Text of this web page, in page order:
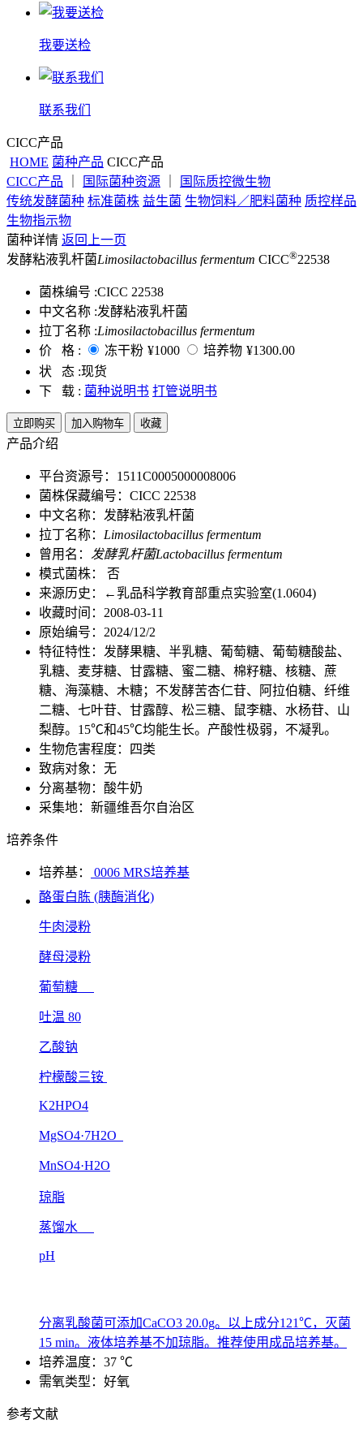
我要送检
联系我们
CICC产品
HOME 菌种产品 CICC产品
CICC产品
国际菌种资源
国际质控微生物
传统发酵菌种 标准菌株 益生菌 生物饲料／肥料菌种 质控样品
生物指示物
菌种详情 返回上一页
发酵粘液乳杆菌Limosilactobacillus fermentum CICC®22538
菌株编号 :CICC 22538
中文名称 :发酵粘液乳杆菌
拉丁名称 :Limosilactobacillus fermentum
价 格 :
冻干粉 ¥1000 培养物 ¥1300.00
状 态 :现货
下 载 : 菌种说明书 打管说明书
立即购买 加入购物车 收藏
产品介绍
平台资源号：1511C0005000008006
菌株保藏编号：CICC 22538
中文名称：发酵粘液乳杆菌
拉丁名称： Limosilactobacillus fermentum
曾用名： 发酵乳杆菌Lactobacillus fermentum
模式菌株： 否
来源历史：←乳品科学教育部重点实验室(1.0604)
收藏时间：2008-03-11
原始编号：2024/12/2
特征特性：发酵果糖、半乳糖、葡萄糖、葡萄糖酸盐、
乳糖、麦芽糖、甘露糖、蜜二糖、棉籽糖、核糖、蔗
糖、海藻糖、木糖；不发酵苦杏仁苷、阿拉伯糖、纤维
二糖、七叶苷、甘露醇、松三糖、鼠李糖、水杨苷、山
梨醇。15℃和45℃均能生长。产酸性极弱，不凝乳。
生物危害程度：四类
致病对象：无
分离基物：酸牛奶
采集地：新疆维吾尔自治区
培养条件
培养基：
0006 MRS培养基
酪蛋白胨 (胰酶消化)
牛肉浸粉
酵母浸粉
葡萄糖
吐温 80
乙酸钠
柠檬酸三铵
K2HPO4
MgSO4·7H2O
MnSO4·H2O
琼脂
蒸馏水
pH
分离乳酸菌可添加CaCO3 20.0g。以上成分121℃，灭菌
15 min。液体培养基不加琼脂。推荐使用成品培养基。
培养温度：37 ℃
需氧类型：好氧
参考文献